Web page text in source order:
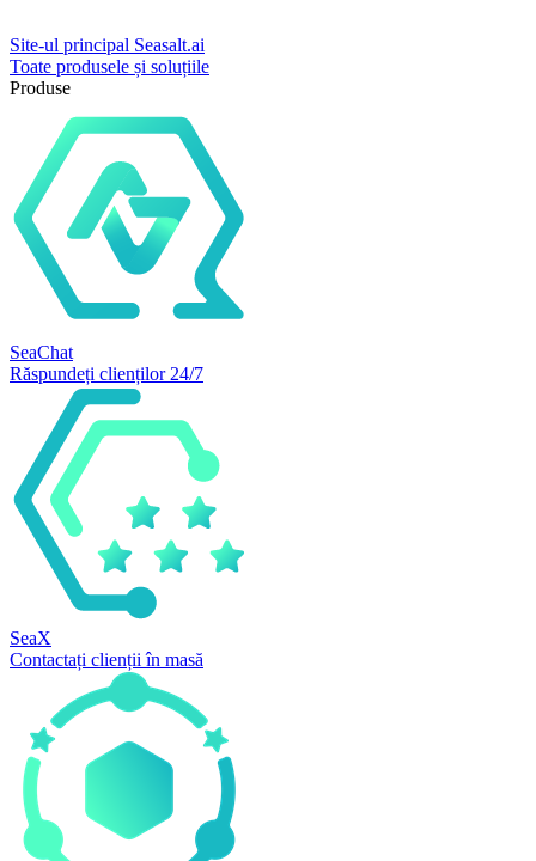
Site-ul principal Seasalt.ai
Toate produsele și soluțiile
Produse
SeaChat
Răspundeți clienților 24/7
SeaX
Contactați clienții în masă